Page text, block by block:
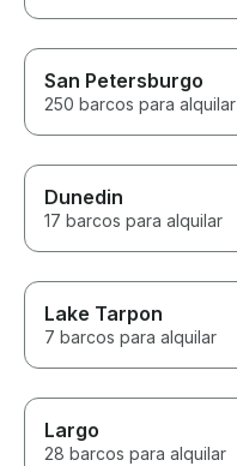
San Petersburgo
250 barcos para alquilar
Dunedin
17 barcos para alquilar
Lake Tarpon
7 barcos para alquilar
Largo
28 barcos para alquilar